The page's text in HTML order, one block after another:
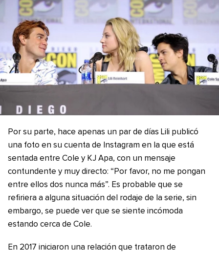
Por su parte, hace apenas un par de días Lili publicó
una foto en su cuenta de Instagram en la que está
sentada entre Cole y KJ Apa, con un mensaje
contundente y muy directo: “Por favor, no me pongan
entre ellos dos nunca más”. Es probable que se
refiriera a alguna situación del rodaje de la serie, sin
embargo, se puede ver que se siente incómoda
estando cerca de Cole.
En 2017 iniciaron una relación que trataron de